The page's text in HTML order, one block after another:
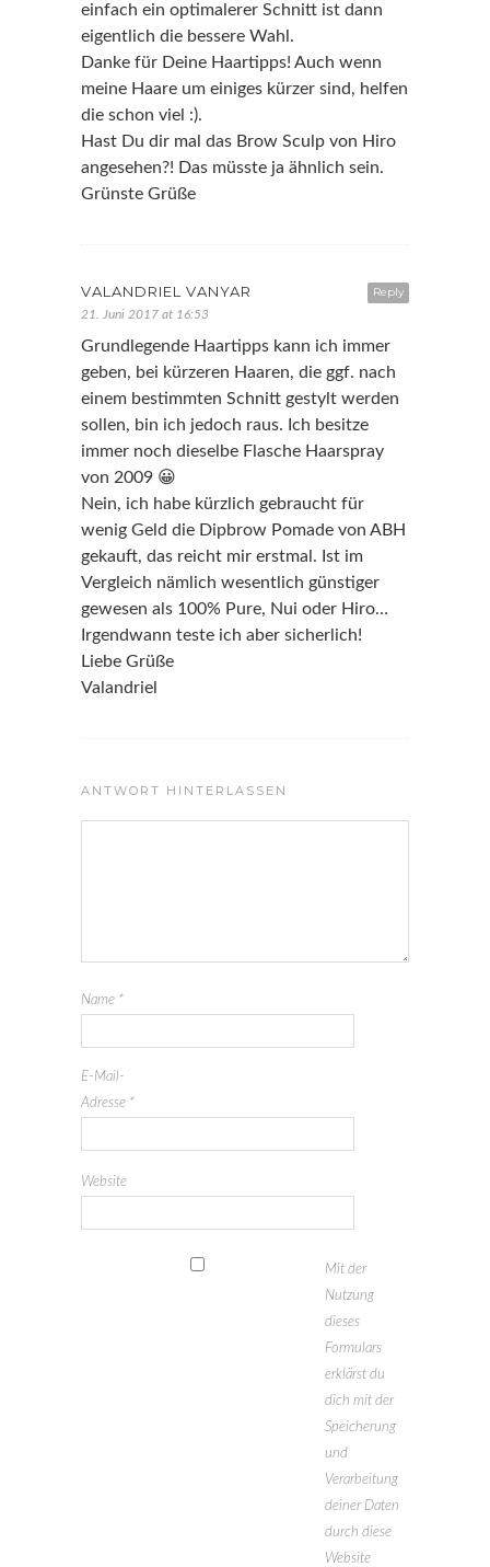
einfach ein optimalerer Schnitt ist dann
eigentlich die bessere Wahl.
Danke für Deine Haartipps! Auch wenn
meine Haare um einiges kürzer sind, helfen
die schon viel :).
Hast Du dir mal das Brow Sculp von Hiro
angesehen?! Das müsste ja ähnlich sein.
Grünste Grüße
Reply
VALANDRIEL VANYAR
21. Juni 2017 at 16:53
Grundlegende Haartipps kann ich immer
geben, bei kürzeren Haaren, die ggf. nach
einem bestimmten Schnitt gestylt werden
sollen, bin ich jedoch raus. Ich besitze
immer noch dieselbe Flasche Haarspray
von 2009 😀
Nein, ich habe kürzlich gebraucht für
wenig Geld die Dipbrow Pomade von ABH
gekauft, das reicht mir erstmal. Ist im
Vergleich nämlich wesentlich günstiger
gewesen als 100% Pure, Nui oder Hiro…
Irgendwann teste ich aber sicherlich!
Liebe Grüße
Valandriel
ANTWORT HINTERLASSEN
Name *
E-Mail-
Adresse *
Website
Mit der
Nutzung
dieses
Formulars
erklärst du
dich mit der
Speicherung
und
Verarbeitung
deiner Daten
durch diese
Website